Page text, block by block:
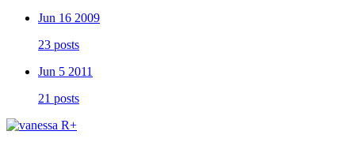
Jun 16 2009
23 posts
Jun 5 2011
21 posts